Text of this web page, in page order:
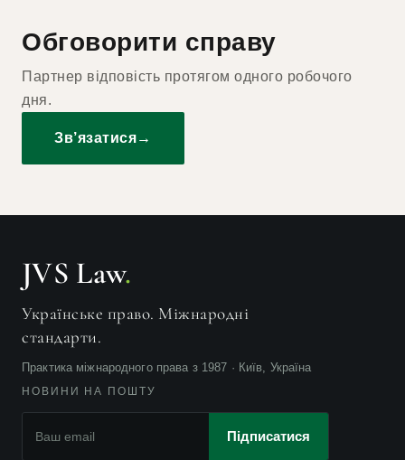
Обговорити справу
Партнер відповість протягом одного робочого
дня.
Зв’язатися→
JVS Law.
Українське право. Міжнародні
стандарти.
Практика міжнародного права з 1987 · Київ, Україна
НОВИНИ НА ПОШТУ
Підписатися